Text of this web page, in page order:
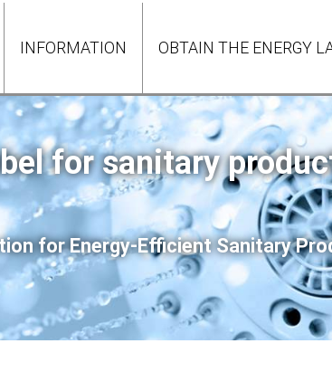
INFORMATION OBTAIN THE ENERGY
for sanitary
for Energy-Efficient Sanitary